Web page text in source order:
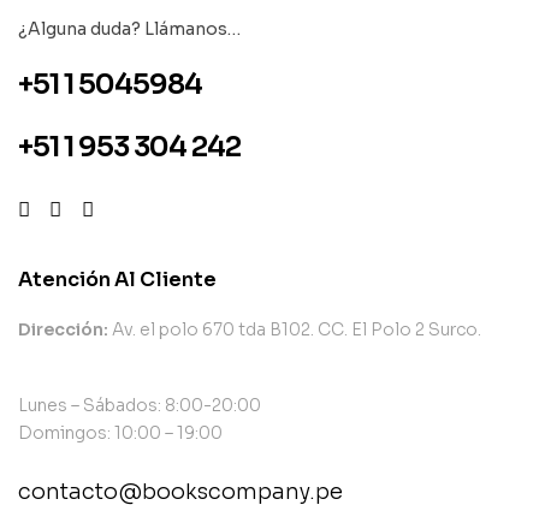
¿Alguna duda? Llámanos…
+51 1 5045984
+51 1 953 304 242
Atención Al Cliente
Dirección: Av. el polo 670 tda B102. CC. El Polo 2 Surco.
Lunes – Sábados: 8:00-20:00
Domingos: 10:00 – 19:00
contacto@bookscompany.pe